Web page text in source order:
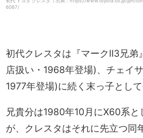
6067/
初代クレスタは『マークII3兄弟
店扱い・1968年登場)、チェイ
1977年登場)に続く末っ子として
兄貴分は1980年10月にX60系
が、クレスタはそれに先立つ同